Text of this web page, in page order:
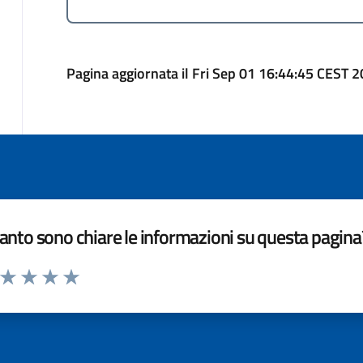
Pagina aggiornata il Fri Sep 01 16:44:45 CEST
sono chiare le informazioni su questa
da 1 a 5 stelle la pagina